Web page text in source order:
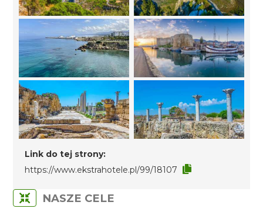
Link do tej strony:
https://www.ekstrahotele.pl/99/18107
NASZE CELE